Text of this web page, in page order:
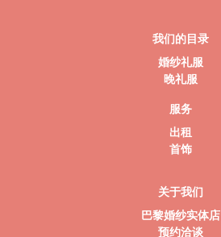
我们的目录
婚纱礼服
晚礼服
服务
出租
首饰
关于我们
巴黎婚纱实体店
预约洽谈